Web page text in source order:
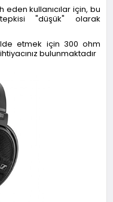
kullanıcılar için, bu
"düşük" olarak
etmek için 300 ohm
bulunmaktadır